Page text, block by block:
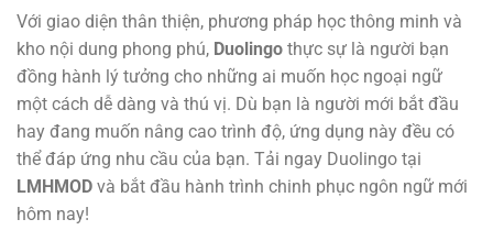
Với giao diện thân thiện, phương pháp học thông minh và
kho nội dung phong phú, Duolingo thực sự là người bạn
đồng hành lý tưởng cho những ai muốn học ngoại ngữ
một cách dễ dàng và thú vị. Dù bạn là người mới bắt đầu
hay đang muốn nâng cao trình độ, ứng dụng này đều có
thể đáp ứng nhu cầu của bạn. Tải ngay Duolingo tại
LMHMOD và bắt đầu hành trình chinh phục ngôn ngữ mới
hôm nay!